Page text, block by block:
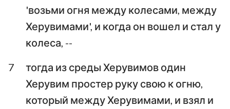
'возьми огня между колесами, между
Херувимами', и когда он вошел и стал у
колеса, --
7
тогда из среды Херувимов один
Херувим простер руку свою к огню,
который между Херувимами, и взял и